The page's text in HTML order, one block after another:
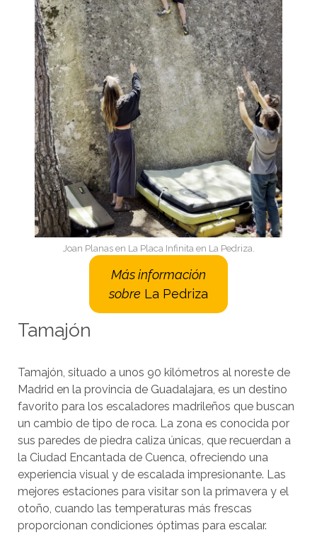
Joan Planas en La Placa Infinita en La Pedriza.
Más información
sobre La Pedriza
Tamajón
Tamajón, situado a unos 90 kilómetros al noreste de
Madrid en la provincia de Guadalajara, es un destino
favorito para los escaladores madrileños que buscan
un cambio de tipo de roca. La zona es conocida por
sus paredes de piedra caliza únicas, que recuerdan a
la Ciudad Encantada de Cuenca, ofreciendo una
experiencia visual y de escalada impresionante. Las
mejores estaciones para visitar son la primavera y el
otoño, cuando las temperaturas más frescas
proporcionan condiciones óptimas para escalar.